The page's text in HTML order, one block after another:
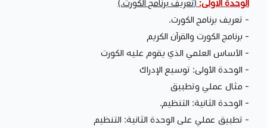
الوحدة الاولى: (تعريف برنامج الكورت.)
- تعريف برنامج الكورت.
- برنامج الكورت والقرآن الكريم
- الأساس العلمي الذي يقوم عليه الكورت
- الوحدة الأولى: توسيع الإدراك
- مثال عملي وتطبيق
- الوحدة الثانية: التنظيم.
- تطبيق عملي على الوحدة الثانية: التنظيم